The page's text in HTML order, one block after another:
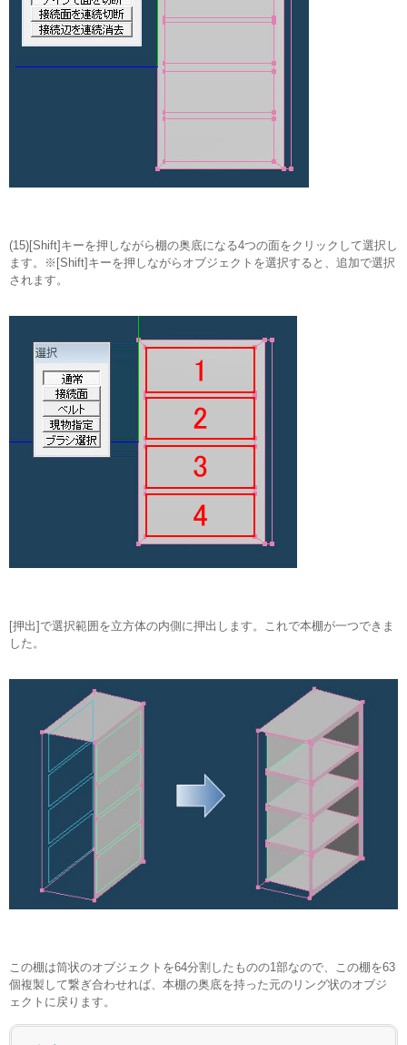
(15)[Shift]キーを押しながら棚の奥底になる4つの面をクリックして選択し
ます。※[Shift]キーを押しながらオブジェクトを選択すると、追加で選択
されます。
[押出]で選択範囲を立方体の内側に押出します。これで本棚が一つできま
した。
この棚は筒状のオブジェクトを64分割したものの1部なので、この棚を63
個複製して繋ぎ合わせれば、本棚の奥底を持った元のリング状のオブジ
ェクトに戻ります。